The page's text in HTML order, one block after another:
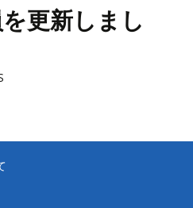
更新しまし